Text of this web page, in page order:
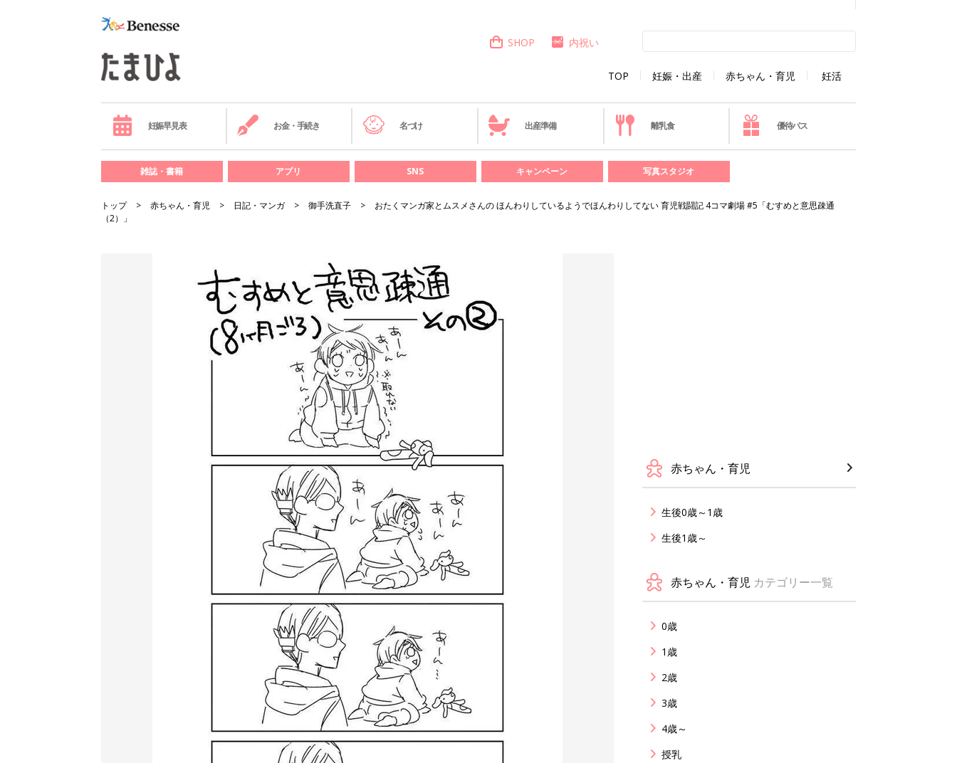
TOP 妊娠・出産 赤ちゃん・育児 妊活
SHOP 内祝い
妊娠早見表 お金・手続き 名づけ 出産準備 離乳食 優待パス
雑誌・書籍 アプリ SNS キャンペーン 写真スタジオ
トップ 赤ちゃん・育児 日記・マンガ 御手洗直子
おたくマンガ家とムスメさんの ほんわりしているようでほんわりしてない 育児戦闘記 4コマ劇場 #5「むすめと意思疎通
（2）」
赤ちゃん・育児
生後0歳～1歳
生後1歳～
赤ちゃん・育児 カテゴリー一覧
0歳
1歳
2歳
3歳
4歳～
授乳